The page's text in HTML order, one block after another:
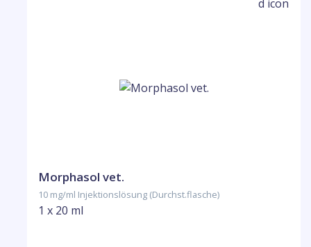
Morphasol vet.
10 mg/ml Injektionslösung (Durchst.flasche)
1 x 20 ml